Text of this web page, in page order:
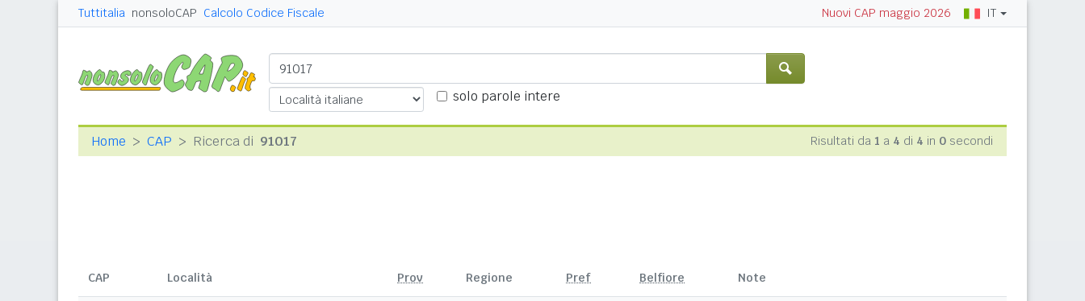
Tuttitalia nonsoloCAP Calcolo Codice Fiscale Nuovi CAP maggio 2026 IT
solo parole intere
Home CAP Ricerca di 91017 Risultati da 1 a 4 di 4 in 0 secondi
CAP Località Prov Regione Pref Belfiore Note